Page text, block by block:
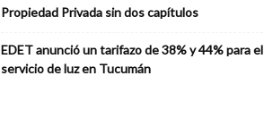
Propiedad Privada sin dos capítulos
EDET anunció un tarifazo de 38% y 44% para el
servicio de luz en Tucumán